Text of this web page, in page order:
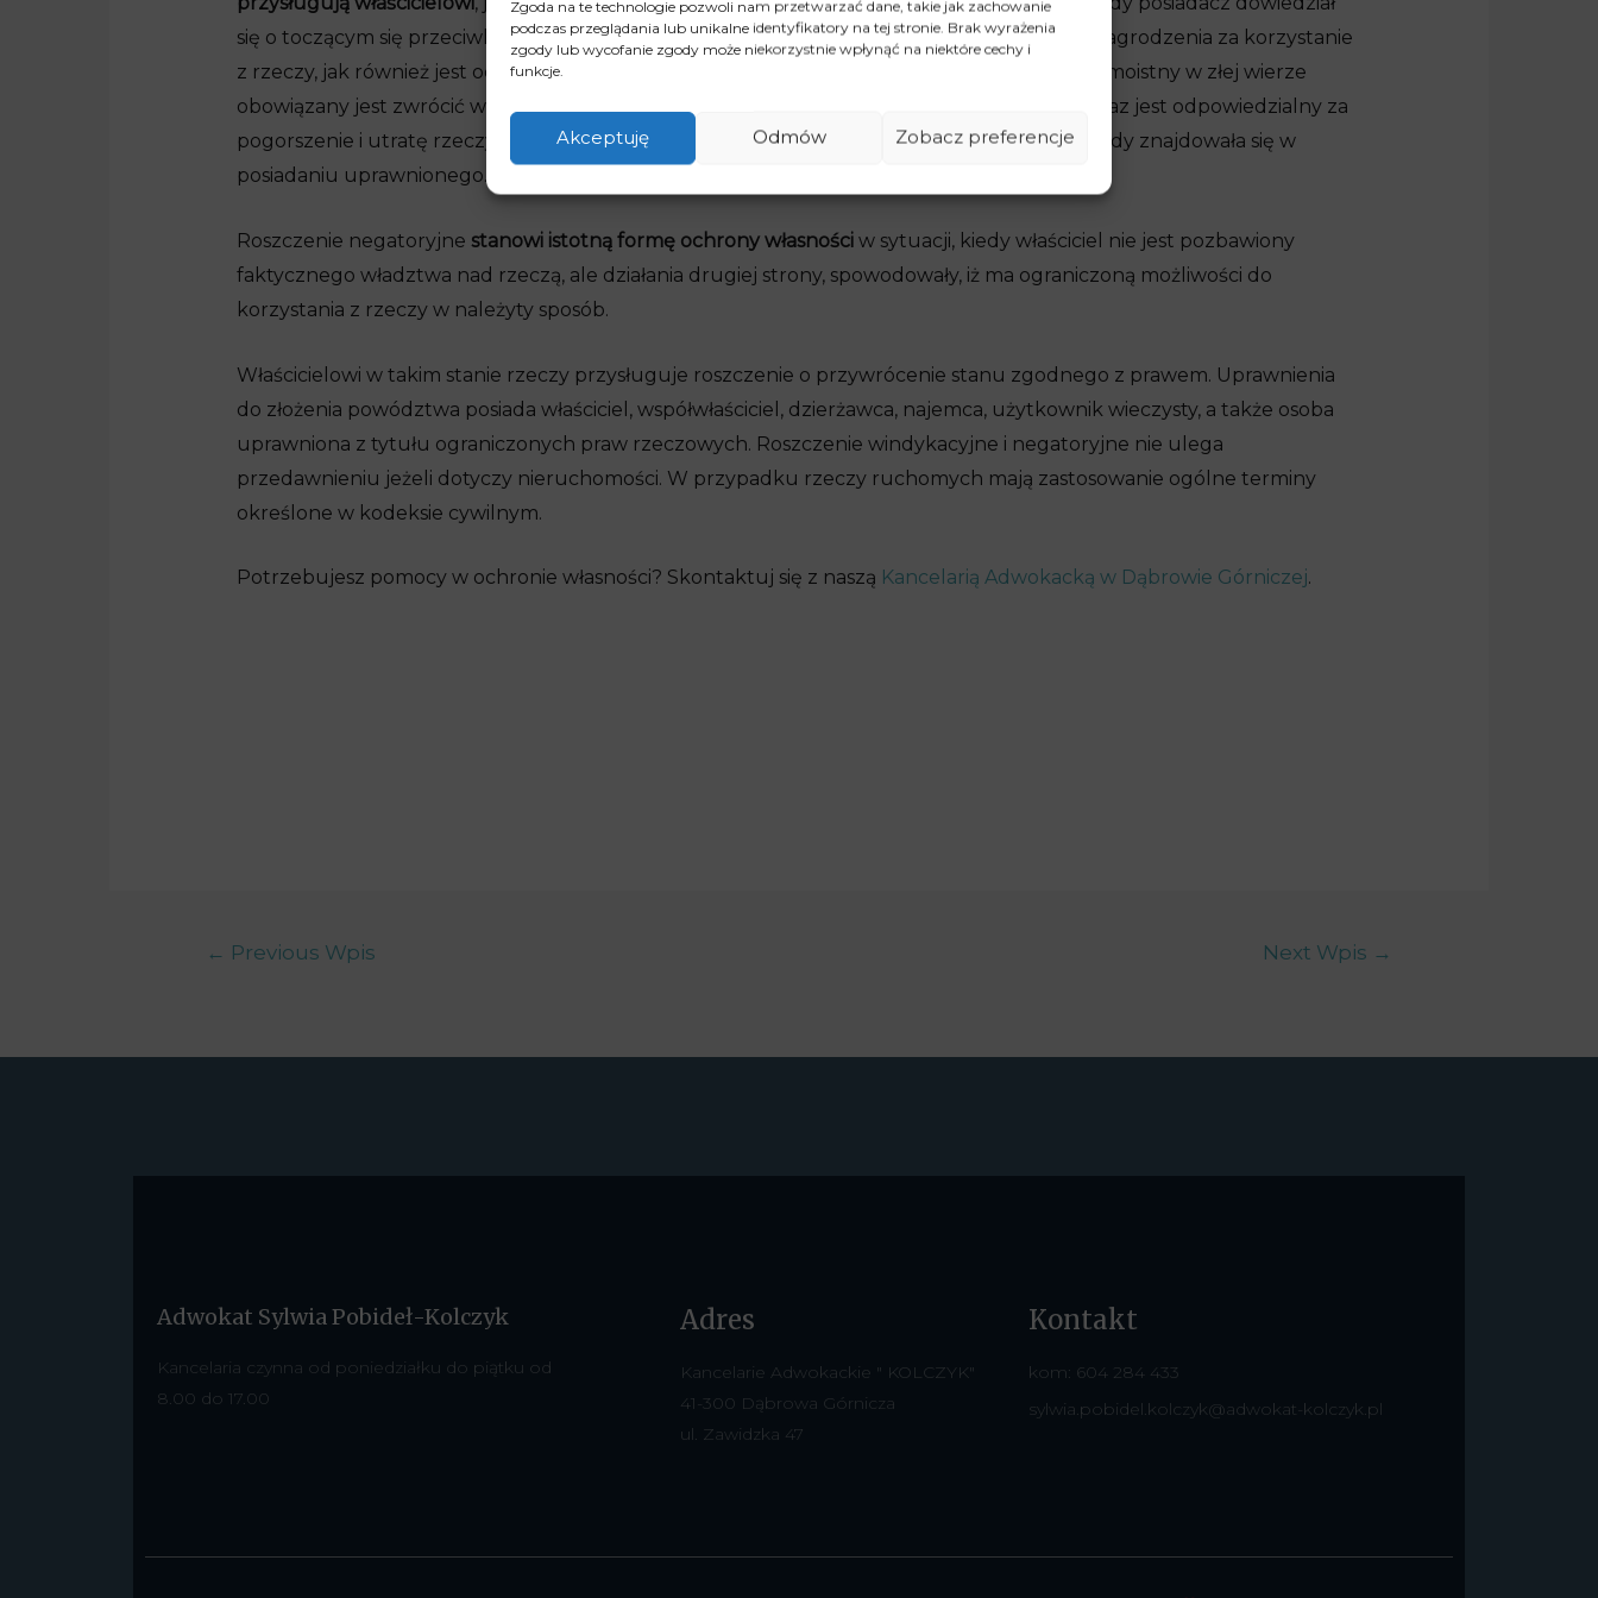
Zgoda na te technologie pozwoli nam przetwarzać dane, takie jak zachowanie
podczas przeglądania lub unikalne identyfikatory na tej stronie. Brak wyrażenia
zgody lub wycofanie zgody może niekorzystnie wpłynąć na niektóre cechy i
funkcje.
Akceptuję Odmów Zobacz preferencje
się o toczącym się przeciwko niemu powództwie o wydanie rzeczy jest zobowiązany do wynagrodzenia za korzystanie
z rzeczy, jak również jest odpowiedzialny za jej zużycie, pogorszenie lub utratę. Posiadacz samoistny w złej wierze
obowiązany jest zwrócić wartość pożytków, których z powodu złej gospodarki nie uzyskał oraz jest odpowiedzialny za
pogorszenie i utratę rzeczy, chyba że rzecz uległaby pogorszeniu lub utracie także wtedy, gdy znajdowała się w
posiadaniu uprawnionego.
Roszczenie negatoryjne stanowi istotną formę ochrony własnościw sytuacji, kiedy właściciel nie jest pozbawiony
faktycznego władztwa nad rzeczą, ale działania drugiej strony, spowodowały, iż ma ograniczoną możliwości do
korzystania z rzeczy w należyty sposób.
Właścicielowi w takim stanie rzeczy przysługuje roszczenie o przywrócenie stanu zgodnego z prawem. Uprawnienia
do złożenia powództwa posiada właściciel, współwłaściciel, dzierżawca, najemca, użytkownik wieczysty, a także osoba
uprawniona z tytułu ograniczonych praw rzeczowych. Roszczenie windykacyjne i negatoryjne nie ulega
przedawnieniu jeżeli dotyczy nieruchomości. W przypadku rzeczy ruchomych mają zastosowanie ogólne terminy
określone w kodeksie cywilnym.
Potrzebujesz pomocy w ochronie własności? Skontaktuj się z naszą Kancelarią Adwokacką w Dąbrowie Górniczej.
← Previous Wpis Next Wpis →
Adwokat Sylwia Pobideł-Kolczyk
Kancelaria czynna od poniedziałku do piątku od
8.00 do 17.00
Adres
Kancelarie Adwokackie " KOLCZYK"
41-300 Dąbrowa Górnicza
ul. Zawidzka 47
Kontakt
kom: 604 284 433
sylwia.pobidel.kolczyk@adwokat-kolczyk.pl